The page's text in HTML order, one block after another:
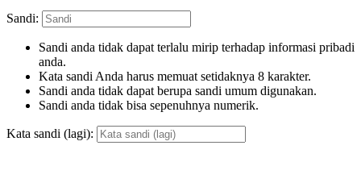
Sandi:
Sandi anda tidak dapat terlalu mirip terhadap informasi pribadi
anda.
Kata sandi Anda harus memuat setidaknya 8 karakter.
Sandi anda tidak dapat berupa sandi umum digunakan.
Sandi anda tidak bisa sepenuhnya numerik.
Kata sandi (lagi):